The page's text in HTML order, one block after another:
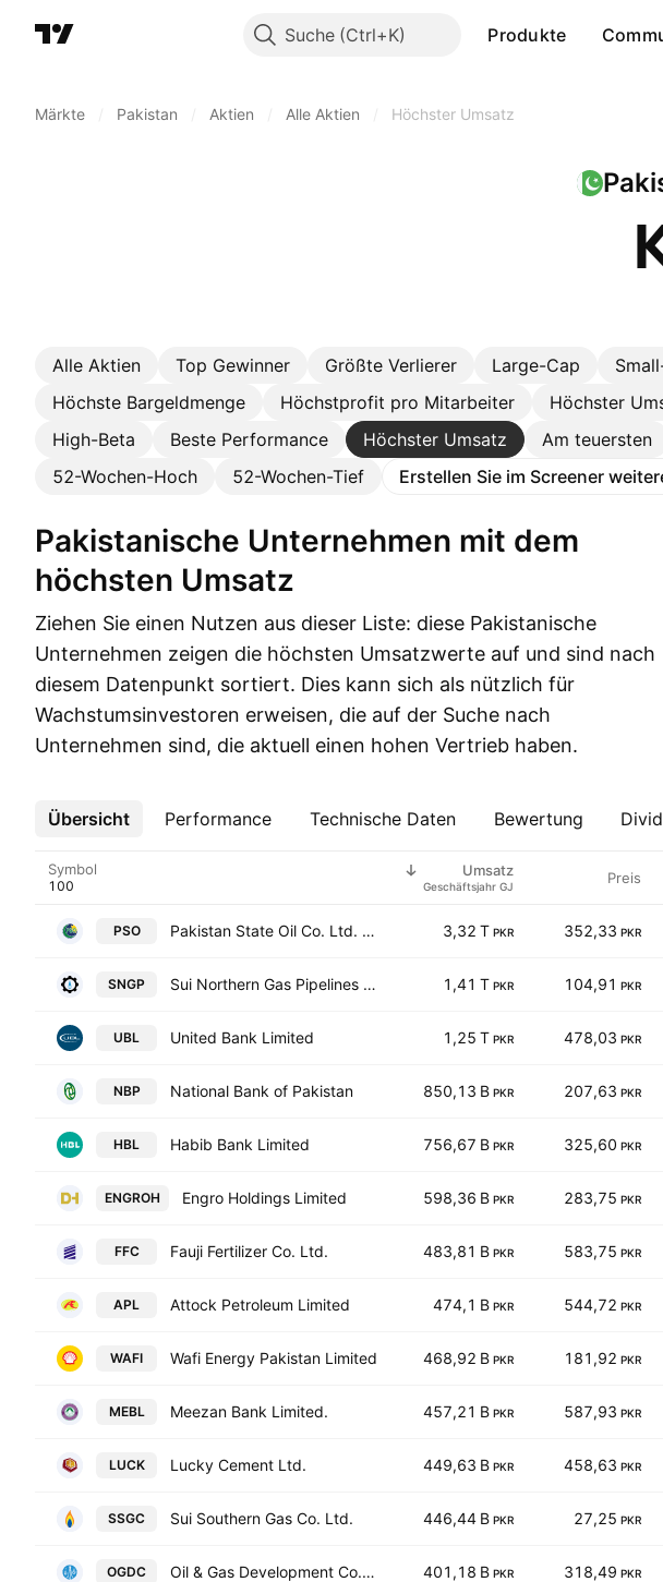
Suche Produkte
Märkte Pakistan Aktien Alle Aktien Höchster Umsatz
Alle Aktien Top Gewinner Größte Verlierer Large-Cap
Höchste Bargeldmenge
Höchstprofit pro Mitarbeiter Höchster
High-Beta
Beste Performance Höchster Umsatz Am teuersten
52-Wochen-Hoch
52-Wochen-Tief Erstellen Sie im Screener
Pakistanische Unternehmen mit dem
höchsten Umsatz
Ziehen Sie einen Nutzen aus dieser Liste: diese Pakistanische
Unternehmen zeigen die höchsten Umsatzwerte auf und sind nach
diesem Datenpunkt sortiert. Dies kann sich als nützlich für
Wachstumsinvestoren erweisen, die auf der Suche nach
Unternehmen sind, die aktuell einen hohen Vertrieb haben.
Übersicht Performance Technische Daten Bewertung
Mehr
Symbol Umsatz
Geschäftsjahr GJ Preis
PSO Pakistan State Oil Co. Ltd. Class I 3,32 T PKR 352,33 PKR
SNGP Sui Northern Gas Pipelines Limited 1,41 T PKR 104,91 PKR
UBL United Bank Limited 1,25 T PKR 478,03 PKR
NBP National Bank of Pakistan 850,13 B PKR 207,63 PKR
HBL Habib Bank Limited 756,67 B PKR 325,60 PKR
ENGROH Engro Holdings Limited 598,36 B PKR 283,75 PKR
FFC Fauji Fertilizer Co. Ltd. 483,81 B PKR 583,75 PKR
APL Attock Petroleum Limited 474,1 B PKR 544,72 PKR
WAFI Wafi Energy Pakistan Limited 468,92 B PKR 181,92 PKR
MEBL Meezan Bank Limited. 457,21 B PKR 587,93 PKR
LUCK Lucky Cement Ltd. 449,63 B PKR 458,63 PKR
SSGC Sui Southern Gas Co. Ltd. 446,44 B PKR 27,25 PKR
OGDC Oil & Gas Development Co. Ltd. 401,18 B PKR 318,49 PKR